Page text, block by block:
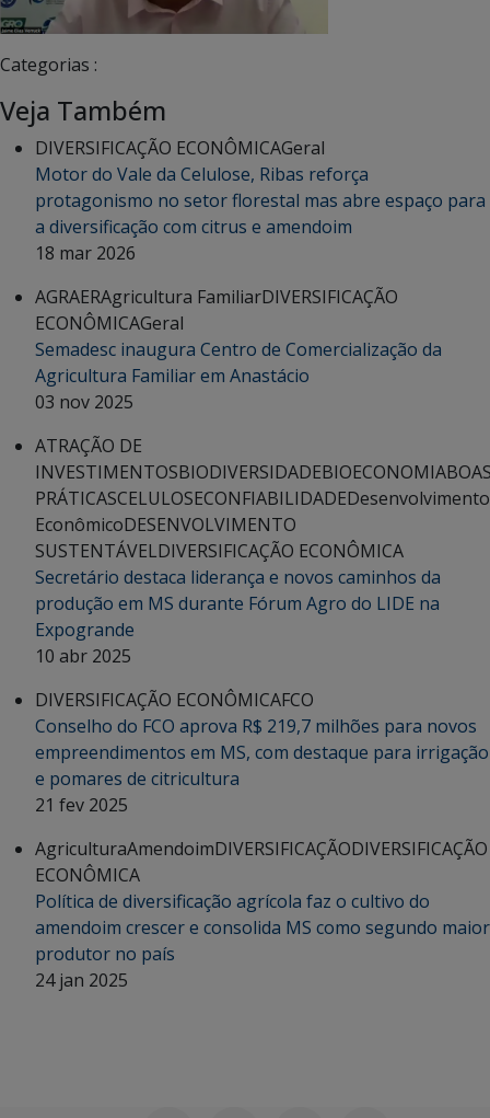
Categorias :
Veja Também
DIVERSIFICAÇÃO ECONÔMICAGeral
Motor do Vale da Celulose, Ribas reforça
protagonismo no setor florestal mas abre espaço para
a diversificação com citrus e amendoim
18 mar 2026
AGRAERAgricultura FamiliarDIVERSIFICAÇÃO
ECONÔMICAGeral
Semadesc inaugura Centro de Comercialização da
Agricultura Familiar em Anastácio
03 nov 2025
ATRAÇÃO DE
INVESTIMENTOSBIODIVERSIDADEBIOECONOMIA
PRÁTICASCELULOSECONFIABILIDADEDesenvolvimento
EconômicoDESENVOLVIMENTO
SUSTENTÁVELDIVERSIFICAÇÃO ECONÔMICA
Secretário destaca liderança e novos caminhos da
produção em MS durante Fórum Agro do LIDE na
Expogrande
10 abr 2025
DIVERSIFICAÇÃO ECONÔMICAFCO
Conselho do FCO aprova R$ 219,7 milhões para novos
empreendimentos em MS, com destaque para irrigação
e pomares de citricultura
21 fev 2025
AgriculturaAmendoimDIVERSIFICAÇÃODIVERSIFICAÇÃO
ECONÔMICA
Política de diversificação agrícola faz o cultivo do
amendoim crescer e consolida MS como segundo maior
produtor no país
24 jan 2025